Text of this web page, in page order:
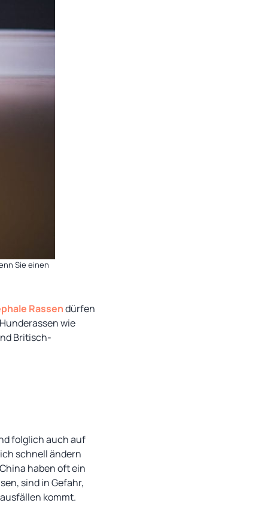
Sie einen
Rassendürfen
wie
Britisch-
folglich auch auf
schnell ändern
haben oft ein
sind in Gefahr,
kommt.